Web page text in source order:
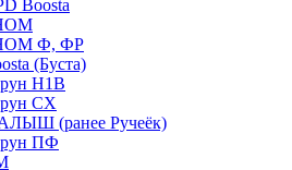
Boosta
Ф, ФР
(Буста)
Н1В
СХ
(ранее Ручеёк)
ПФ